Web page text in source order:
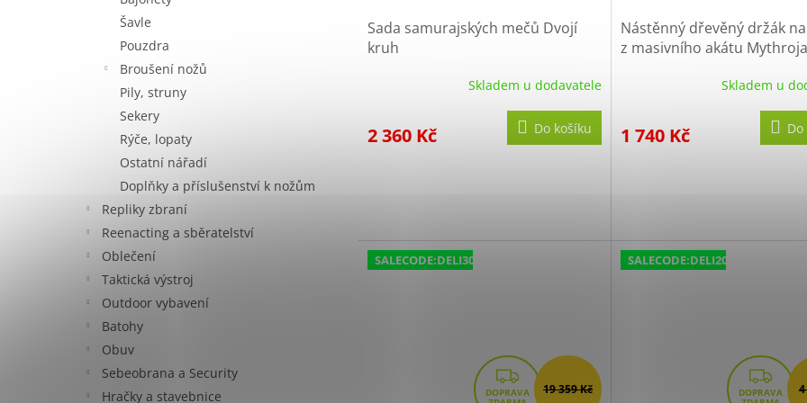
Šavle
Pouzdra
Broušení nožů
Pily, struny
Sekery
Rýče, lopaty
Ostatní nářadí
Doplňky a příslušenství k nožům
Repliky zbraní
Reenacting a sběratelství
Oblečení
Taktická výstroj
Outdoor vybavení
Batohy
Obuv
Sebeobrana a Security
Hračky a stavebnice
Sada samurajských mečů Dvojí
kruh
Skladem u dodavatele
2 360 Kč Do košíku
Nástěnný dřevěný držák
z masivního akátu
Skladem u
1 740 Kč
SALECODE:DELI300:300:fix:CZK
Z
D
19 359 Kč
SALECODE:DELI200:200:fix:CZK
Z
D